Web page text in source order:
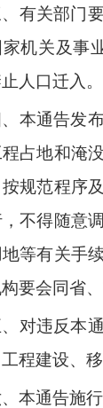
有关部门
机关及事
人口迁入。
、本通告发
占地和淹
规范程序
不得随意
等有关手
要会同省
对违反本
程建设、
本通告施